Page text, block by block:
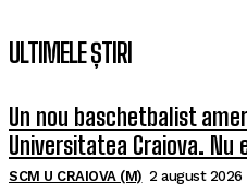
ULTIMELE ȘTIRI
Un nou baschetbalist
Universitatea Craiova. Nu
SCM U CRAIOVA (M) 2 august 2026